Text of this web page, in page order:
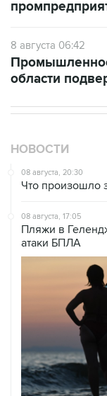
8 августа 06:42
области
НОВОСТИ
08 августа, 20:30
Что произошло
08 августа, 17:05
Пляжи в
атаки БПЛА